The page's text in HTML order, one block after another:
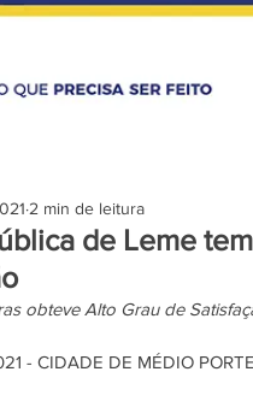
de Leme
2 min de leitura
obteve Alto Grau de
- CIDADE DE MÉDIO PORTE